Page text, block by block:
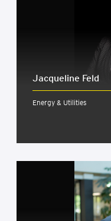
Jacqueline Feld
Energy & Utilities